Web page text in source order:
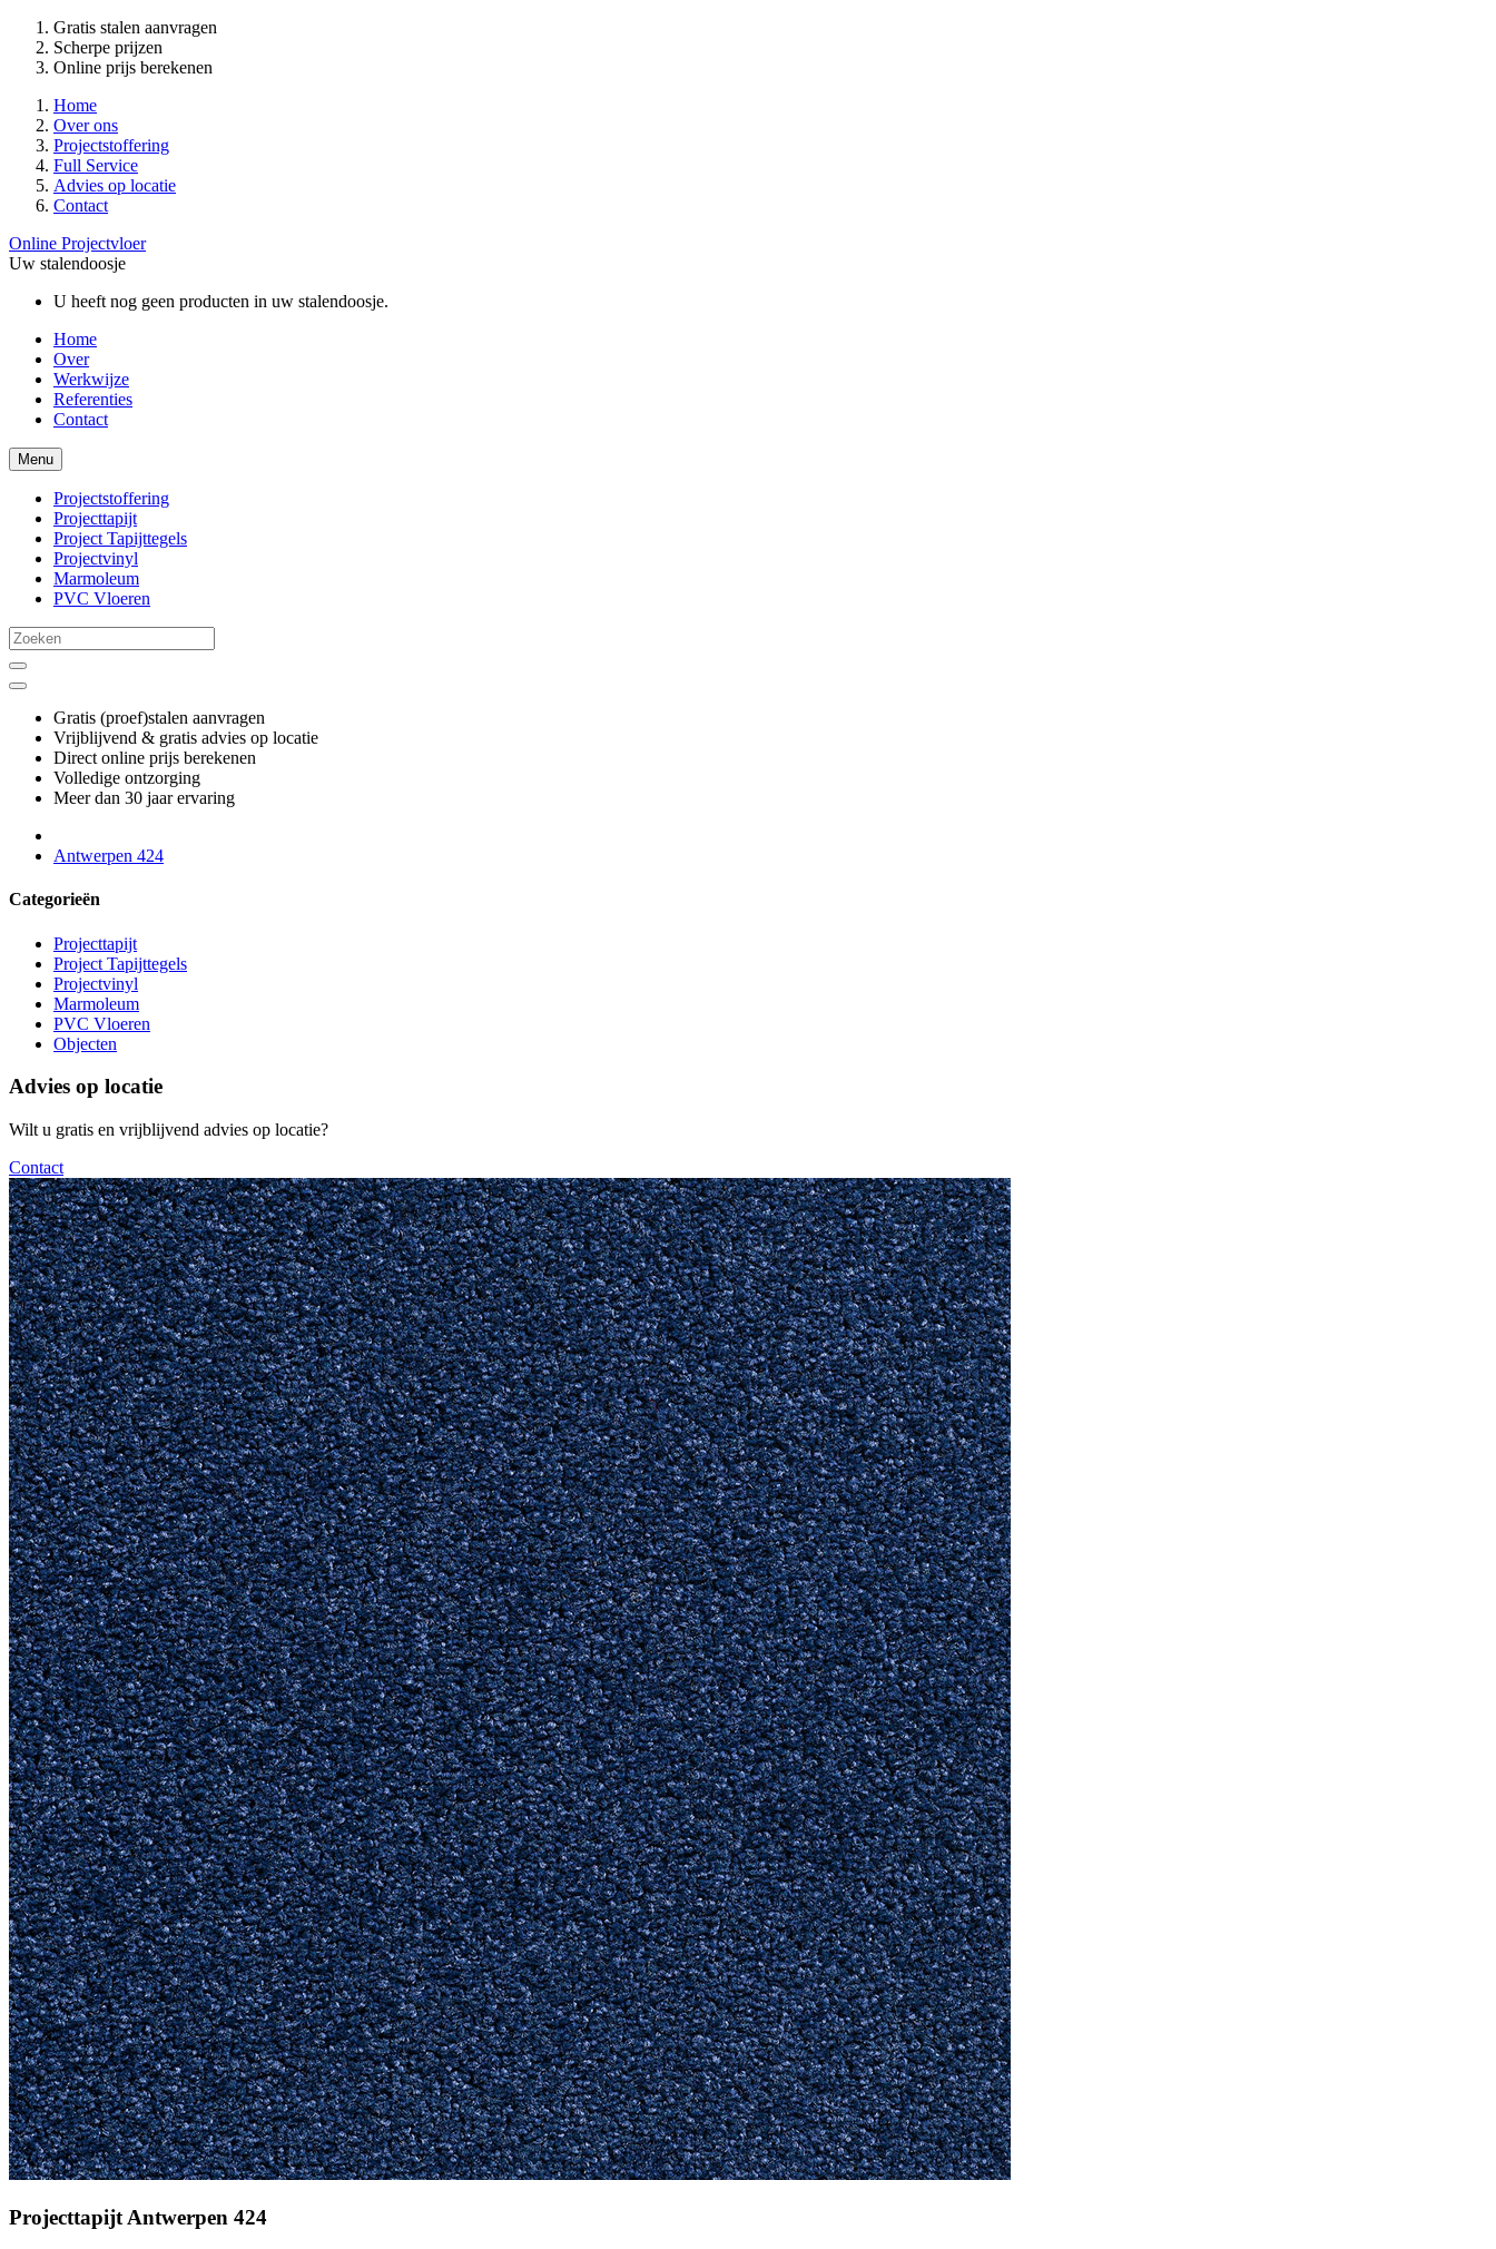
Gratis stalen aanvragen
Scherpe prijzen
Online prijs berekenen
Home
Over ons
Projectstoffering
Full Service
Advies op locatie
Contact
Online Projectvloer
Uw stalendoosje
U heeft nog geen producten in uw stalendoosje.
Home
Over
Werkwijze
Referenties
Contact
Menu
Projectstoffering
Projecttapijt
Project Tapijttegels
Projectvinyl
Marmoleum
PVC Vloeren
Gratis (proef)stalen aanvragen
Vrijblijvend & gratis advies op locatie
Direct online prijs berekenen
Volledige ontzorging
Meer dan 30 jaar ervaring
Antwerpen 424
Categorieën
Projecttapijt
Project Tapijttegels
Projectvinyl
Marmoleum
PVC Vloeren
Objecten
Advies op locatie
Wilt u gratis en vrijblijvend advies op locatie?
Contact
Projecttapijt Antwerpen 424